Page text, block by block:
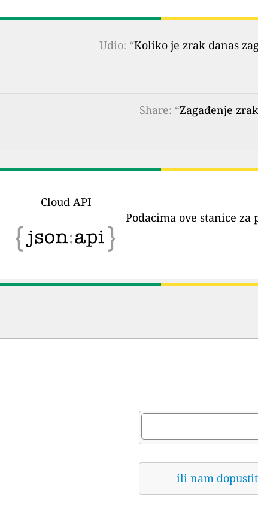
Udio: “Koliko je zrak danas
Share: “Zagađenje
Cloud API
Podacima ove stanice
ili nam